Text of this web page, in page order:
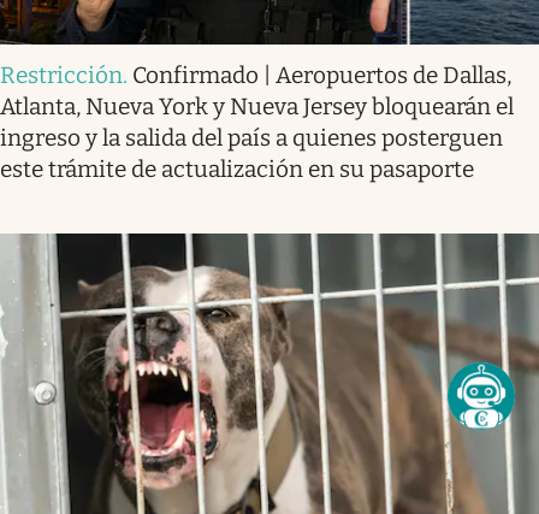
Restricción. Confirmado | Aeropuertos de Dallas,
Atlanta, Nueva York y Nueva Jersey bloquearán el
ingreso y la salida del país a quienes posterguen
este trámite de actualización en su pasaporte